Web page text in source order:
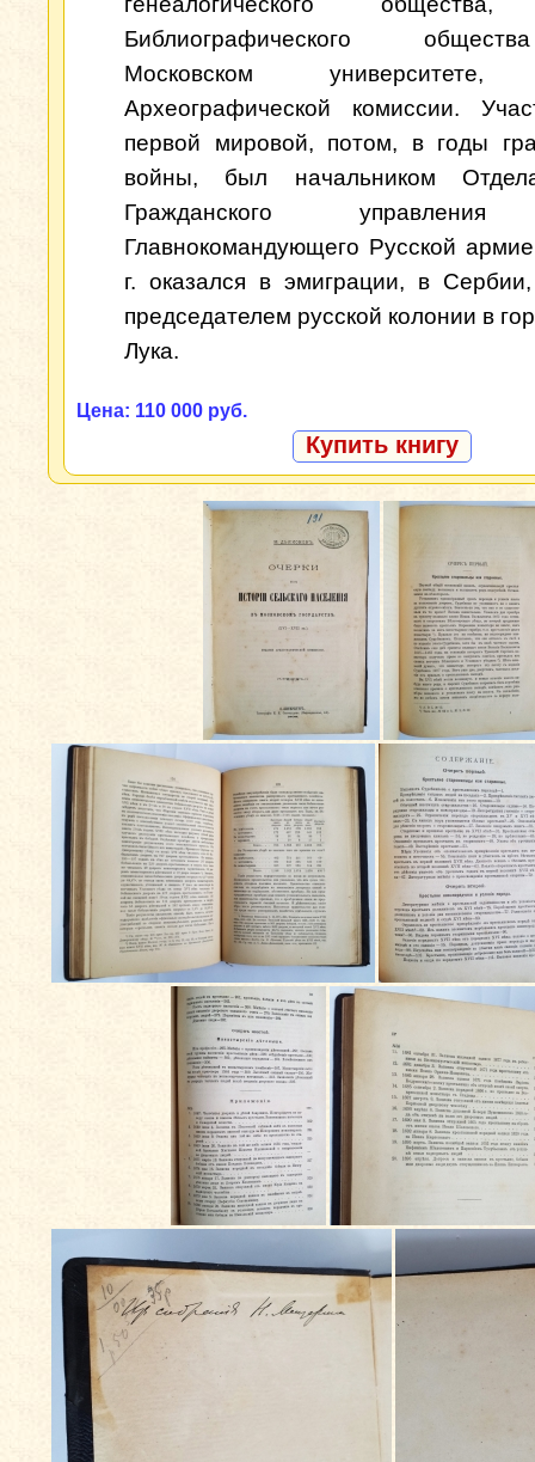
Библиографического
Московском университете,
Археографической комиссии.
первой мировой, потом, в годы
войны, был начальником
Гражданского
Главнокомандующего Русской
г. оказался в эмиграции, в
председателем русской колонии в
Лука.
Цена: 110 000 руб.
Купить книгу